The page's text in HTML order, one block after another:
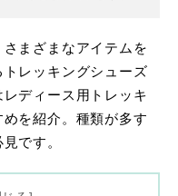
まざまなアイテムを
レッキングシューズ
ディース用トレッキ
を紹介。種類が多す
です。